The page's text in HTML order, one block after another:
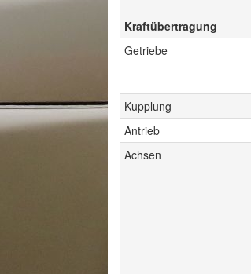
Kraftübertragung
Getriebe
Kupplung
Antrieb
Achsen